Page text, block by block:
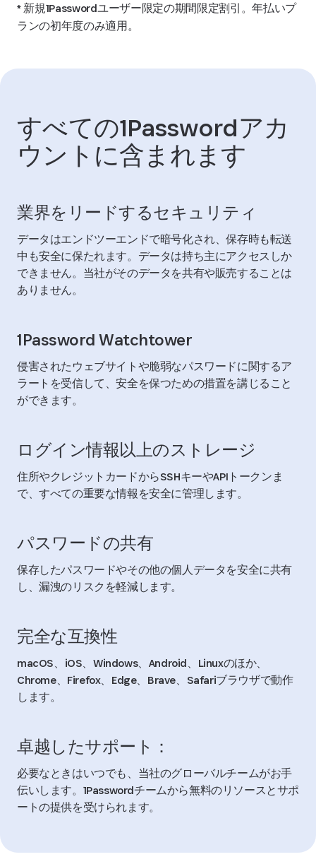
* 新規1Passwordユーザー限定の期間限定割引。年払いプ
ランの初年度のみ適用。
すべての1Passwordアカ
ウントに含まれます
業界をリードするセキュリティ
データはエンドツーエンドで暗号化され、保存時も転送
中も安全に保たれます。データは持ち主にアクセスしか
できません。当社がそのデータを共有や販売することは
ありません。
1Password Watchtower
侵害されたウェブサイトや脆弱なパスワードに関するア
ラートを受信して、安全を保つための措置を講じること
ができます。
ログイン情報以上のストレージ
住所やクレジットカードからSSHキーやAPIトークンま
で、すべての重要な情報を安全に管理します。
パスワードの共有
保存したパスワードやその他の個人データを安全に共有
し、漏洩のリスクを軽減します。
完全な互換性
macOS、iOS、Windows、Android、Linuxのほか、
Chrome、Firefox、Edge、Brave、Safariブラウザで動作
します。
卓越したサポート：
必要なときはいつでも、当社のグローバルチームがお手
伝いします。1Passwordチームから無料のリソースとサポ
ートの提供を受けられます。